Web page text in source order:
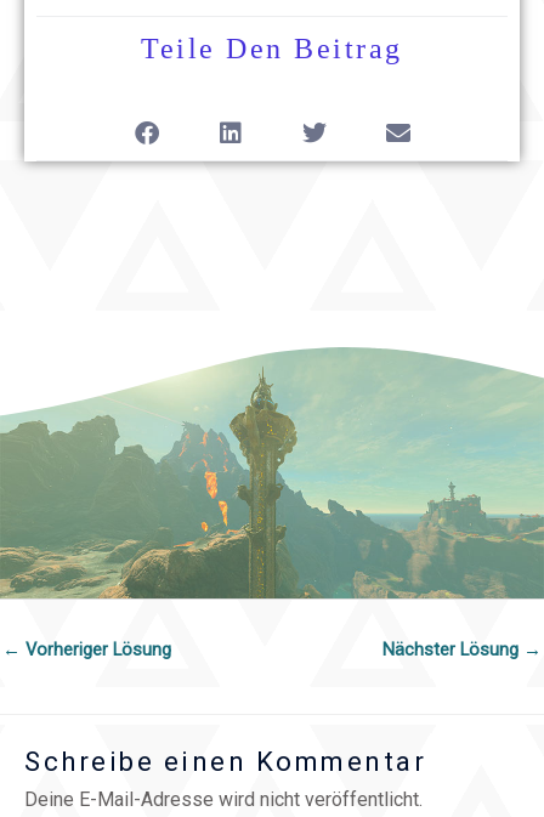
Teile Den Beitrag
← Vorheriger Lösung Nächster Lösung →
Schreibe einen Kommentar
Deine E-Mail-Adresse wird nicht veröffentlicht.